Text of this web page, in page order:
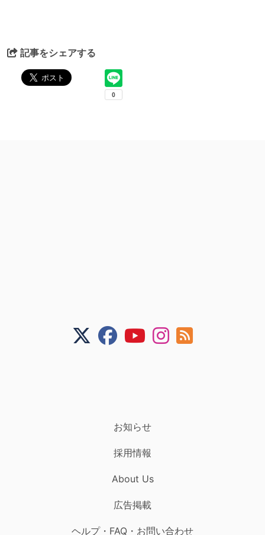
記事をシェアする
お知らせ
採用情報
About Us
広告掲載
ヘルプ・FAQ・お問い合わせ